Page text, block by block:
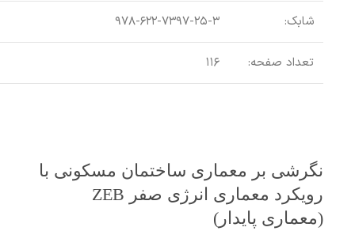
شابک: ۹۷۸-۶۲۲-۷۳۹۷-۲۵-۳
تعداد صفحه: ۱۱۶
نگرشی بر معماری ساختمان مسکونی با
رویکرد معماری انرژی صفر ZEB
(معماری پایدار)